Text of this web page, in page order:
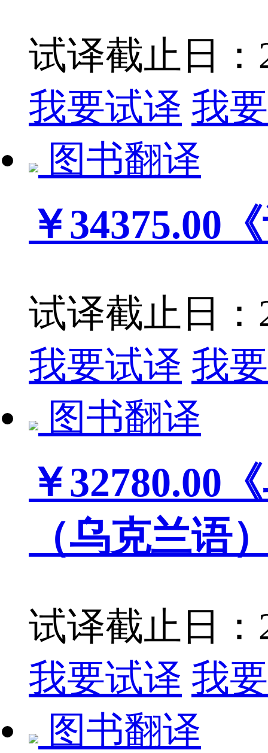
试译截止日：
我要试译 我
图书翻译
￥34375.00
试译截止日：
我要试译 我
图书翻译
￥32780.00
（乌克兰语
试译截止日：
我要试译 我
图书翻译